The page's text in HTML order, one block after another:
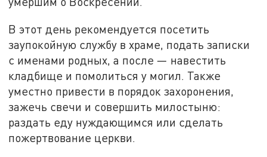
В этот день рекомендуется посетить
заупокойную службу в храме, подать записки
с именами родных, а после — навестить
кладбище и помолиться у могил. Также
уместно привести в порядок захоронения,
зажечь свечи и совершить милостыню:
раздать еду нуждающимся или сделать
пожертвование церкви.